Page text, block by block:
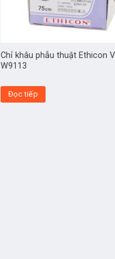
Chỉ khâu phẫu thuật Ethicon
W9113
Đọc tiếp